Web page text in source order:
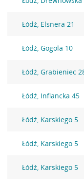
Łódź, Elsnera 21
Łódź, Gogola 10
Łódź, Grabieniec
Łódź, Inflancka 45
Łódź, Karskiego 5
Łódź, Karskiego 5
Łódź, Karskiego 5